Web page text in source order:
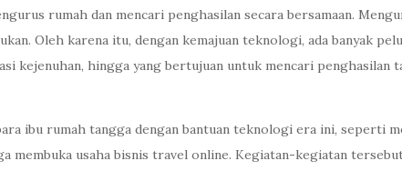
rumah dan mencari penghasilan secara bersamaan.
Oleh karena itu, dengan kemajuan teknologi, ada banyak
kejenuhan, hingga yang bertujuan untuk mencari penghasilan
ibu rumah tangga dengan bantuan teknologi era ini, seperti
membuka usaha bisnis travel online. Kegiatan-kegiatan